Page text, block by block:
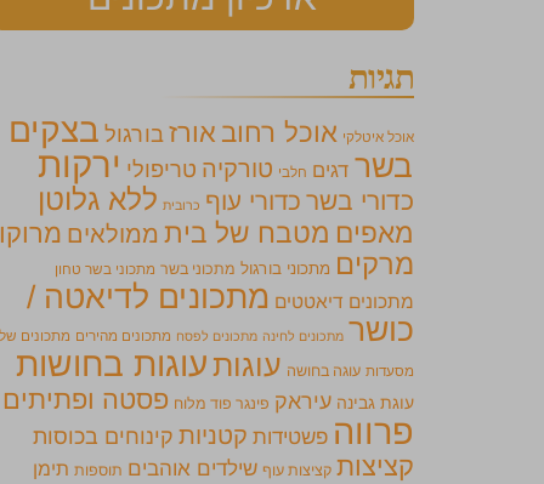
תגיות
אוכל איטלקי אוכל רחוב אורזבורגול בצקים
בשר דגים חלבי טורקיה טריפולי ירקות
כדורי בשר כדורי עוף כרובית ללא גלוטן
מאפים מטבח של בית ממולאים מרוקו
מרקים מתכוני בורגול מתכוני בשר מתכוני בשר טחון
מתכונים דיאטטים מתכונים לדיאטה /
כושר מתכונים לחינה מתכונים לפסח מתכונים מהירים מתכונים של
מסעדות עוגה בחושה עוגותעוגות בחושות
עוגת גבינה עיראק פינגר פוד מלוח פסטה ופתיתים
פרווה פשטידות קטניות קינוחים בכוסות
קציצות קציצות עוף שילדים אוהבים תוספות תימן